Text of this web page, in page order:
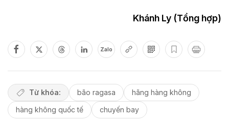
Khánh Ly (Tổng hợp)
Zalo
Từ khóa: bão ragasa
hãng hàng không
hàng không quốc tế
chuyến bay